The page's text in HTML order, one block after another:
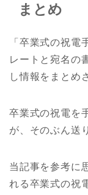
まとめ
「卒業式の祝
レートと宛名の
し情報をまとめ
卒業式の祝電を
が、そのぶん送
当記事を参考に
れる卒業式の祝